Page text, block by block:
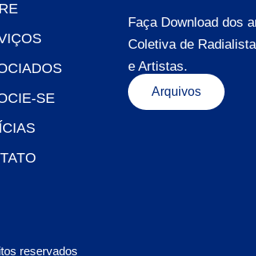
SE
Faça Download dos
Coletiva de
e Artistas.
Arquivos
reservados